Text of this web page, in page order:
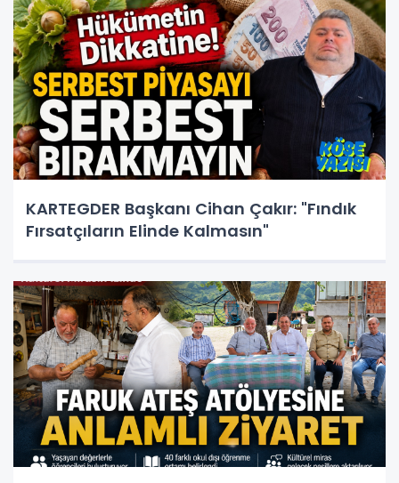
KARTEGDER Başkanı Cihan Çakır: "Fındık
Fırsatçıların Elinde Kalmasın"